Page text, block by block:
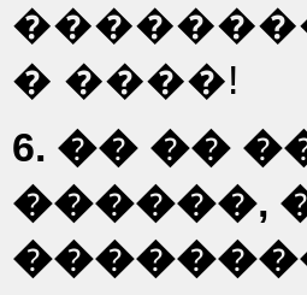
� ����!
6. �� ��
������,